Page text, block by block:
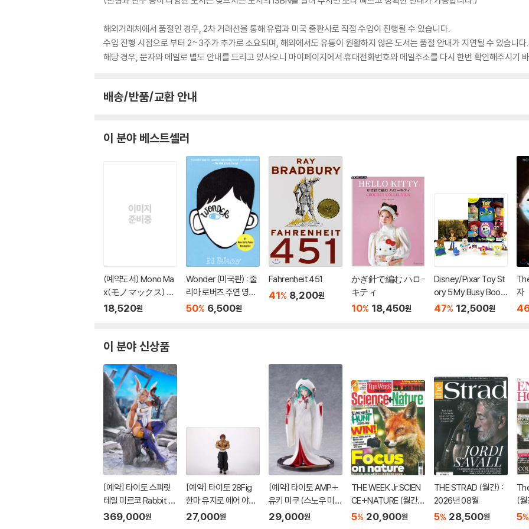
해외거래처에서 품절인 경우, 2차 거래선을 통해 유럽과 미국 출판사로 직접 수입이 진행될 수 있습니다.
수입 진행 시점으로 부터 2~3주가 추가로 소요되며, 해외에서도 유통이 원활하지 않은 도서는 품절 안내가 지연될 수 있습니다.
해당 경우, 문자와 메일로 별도 안내를 드리고 있사오니 마이페이지에서 휴대전화번호와 메일주소를 다시 한번 확인해주시기
배송/반품/교환 안내
이 분야 베스트셀러
(예약도서) Mono Ma
x(モノマックス) 20
26年10月號
18,520원
Wonder (미국판) : 줄
리아 로버츠 주연 영화
'원더' 원작 소설
50% 6,500원
Fahrenheit 451
41% 8,200원
かぎ針で編む ハロ-
キティ
10% 18,450원
Disney/Pixar Toy St
ory 5 My Busy Book
s
47% 12,500원
자
이 분야 신상품
[예약] 타이토 스피릿
테일 미르코 Rabbit 1/
7 l 나의히어로아카데
369,000원
[예약] 타이토 28Fig
한마 유지로 에어 야식
두부 된장국 l 바키 시리
27,000원
[예약] 타이토 AMP+
유키 미쿠 (스노우 미
쿠) 올스타즈 2013 버
29,000원
THE WEEK Jr.SCIEN
CE+NATURE (월간) :
2026년 no.103
5% 20,900원
THE STRAD (월간) :
2026년 08월
5% 28,500원
(
5%